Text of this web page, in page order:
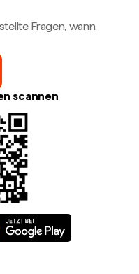
Fragen, wann
scannen